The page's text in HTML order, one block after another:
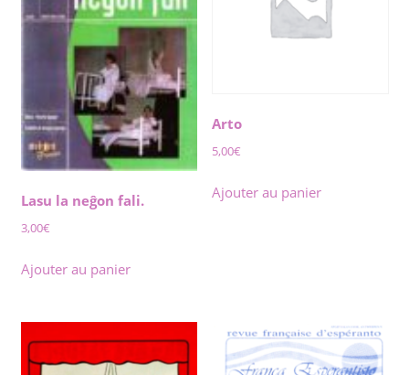
Lasu la neĝon fali.
3,00€
Ajouter au panier
Arto
5,00€
Ajouter au panier